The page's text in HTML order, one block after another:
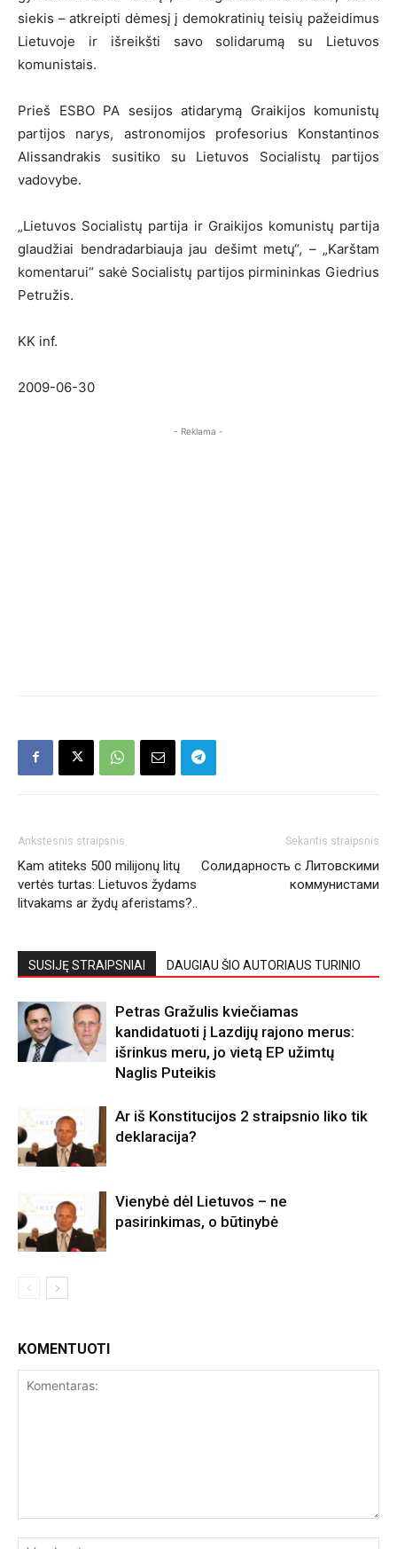
siekis – atkreipti dėmesį į demokratinių teisių pažeidimus
Lietuvoje ir išreikšti savo solidarumą su Lietuvos
komunistais.
Prieš ESBO PA sesijos atidarymą Graikijos komunistų
partijos narys, astronomijos profesorius Konstantinos
Alissandrakis susitiko su Lietuvos Socialistų partijos
vadovybe.
„Lietuvos Socialistų partija ir Graikijos komunistų partija
glaudžiai bendradarbiauja jau dešimt metų“, – „Karštam
komentarui“ sakė Socialistų partijos pirmininkas Giedrius
Petružis.
KK inf.
2009-06-30
- Reklama -
Ankstesnis straipsnis
Kam atiteks 500 milijonų litų
vertės turtas: Lietuvos žydams
litvakams ar žydų aferistams?..
Sekantis straipsnis
Солидарность с Литовскими
коммунистами
SUSIJĘ STRAIPSNIAI DAUGIAU ŠIO AUTORIAUS TURINIO
Petras Gražulis kviečiamas
kandidatuoti į Lazdijų rajono merus:
išrinkus meru, jo vietą EP užimtų
Naglis Puteikis
Ar iš Konstitucijos 2 straipsnio liko tik
deklaracija?
Vienybė dėl Lietuvos – ne
pasirinkimas, o būtinybė
KOMENTUOTI